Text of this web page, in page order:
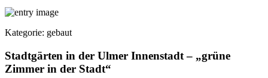
Kategorie: gebaut
Stadtgärten in der Ulmer Innenstadt – „grüne
Zimmer in der Stadt“